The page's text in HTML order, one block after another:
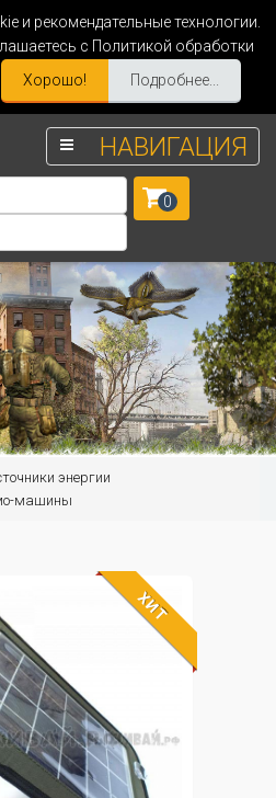
и рекомендательные технологии.
с Политикой обработки
Хорошо! Подробнее...
НАВИГАЦИЯ
0
энергии
машины
ХИТ